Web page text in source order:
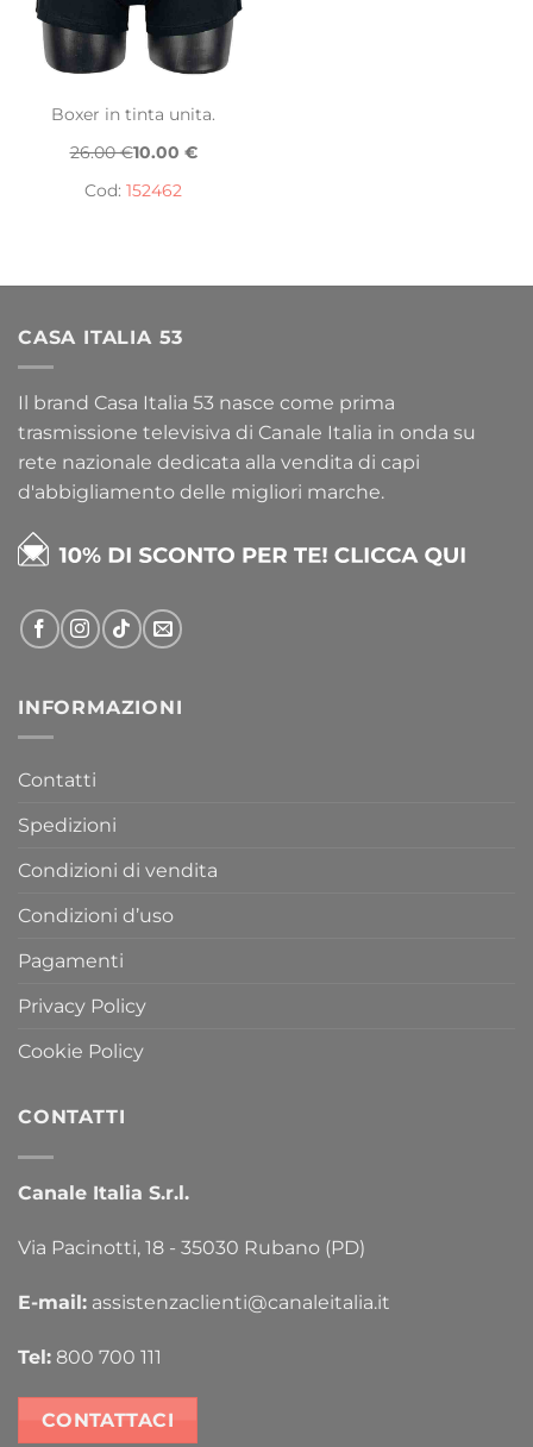
Boxer in tinta unita.
26.00 €10.00 €
Cod: 152462
CASA ITALIA 53
Il brand Casa Italia 53 nasce come prima
trasmissione televisiva di Canale Italia in onda su
rete nazionale dedicata alla vendita di capi
d'abbigliamento delle migliori marche.
INFORMAZIONI
Contatti
Spedizioni
Condizioni di vendita
Condizioni d’uso
Pagamenti
Privacy Policy
Cookie Policy
CONTATTI
Canale Italia S.r.l.
Via Pacinotti, 18 - 35030 Rubano (PD)
E-mail: assistenzaclienti@canaleitalia.it
Tel: 800 700 111
CONTATTACI